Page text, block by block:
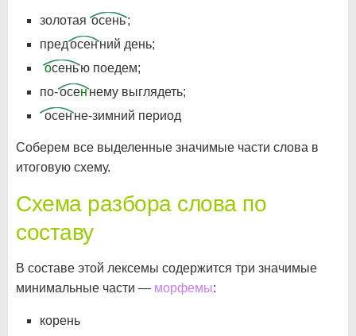
золотая осень;
предосенний день;
осенью поедем;
по-осеннему выглядеть;
осенне-зимний период
Соберем все выделенные значимые части слова в
итоговую схему.
Схема разбора слова по
составу
В составе этой лексемы содержится три значимые
минимальные части — морфемы:
корень